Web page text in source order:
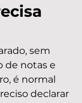
sem
de notas e
é normal
declarar